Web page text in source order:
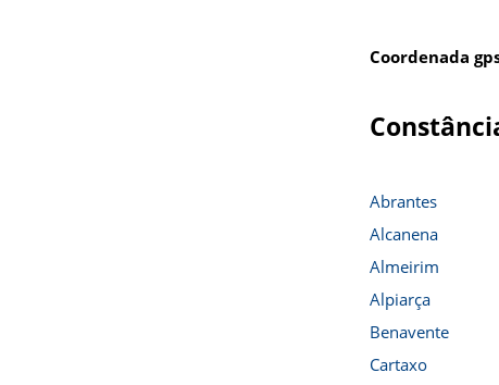
Coordenada
Abrantes
Alcanena
Almeirim
Alpiarça
Benavente
Cartaxo